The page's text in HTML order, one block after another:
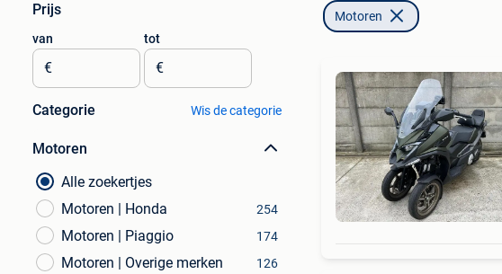
Prijs
van
€
tot
€
Categorie Wis de categorie
Motoren
Alle zoekertjes
Motoren | Honda
254
Motoren | Piaggio 174
Motoren | Overige merken 126
Motoren